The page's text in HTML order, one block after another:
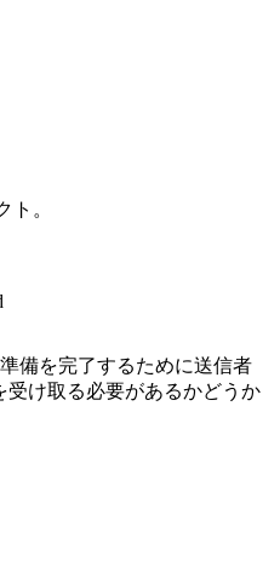
ト。
備を完了するために送信者
受け取る必要があるかどうか